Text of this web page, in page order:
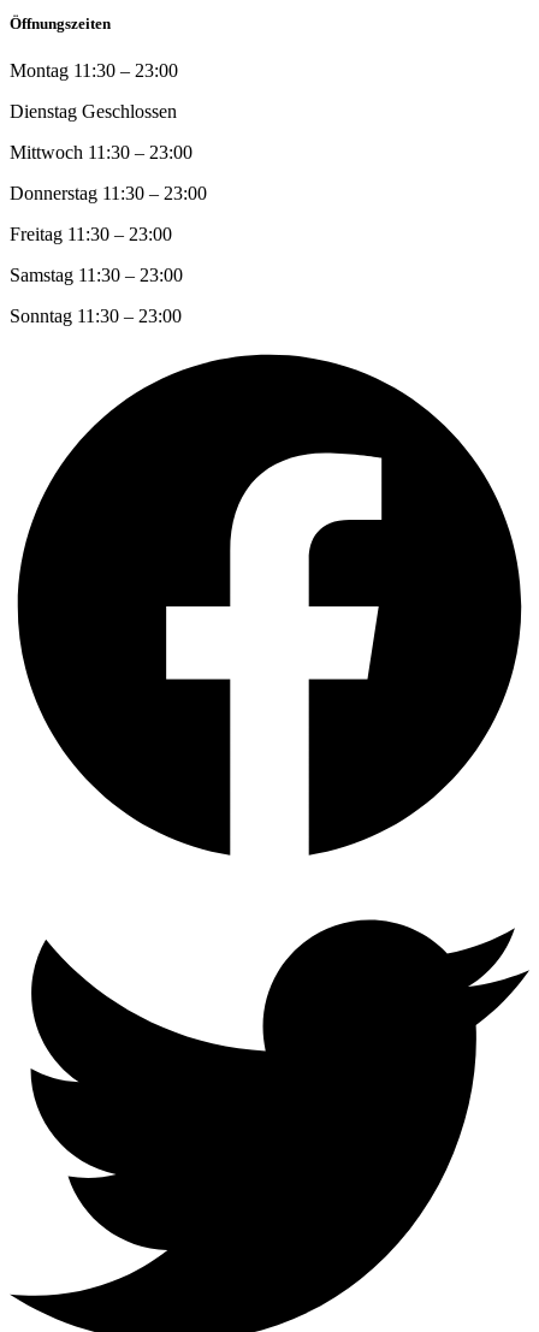
Öffnungszeiten
Montag 11:30 – 23:00
Dienstag Geschlossen
Mittwoch 11:30 – 23:00
Donnerstag 11:30 – 23:00
Freitag 11:30 – 23:00
Samstag 11:30 – 23:00
Sonntag 11:30 – 23:00